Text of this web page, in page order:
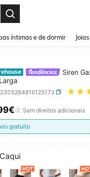
íntimas e de dormir
Siren
AND
Sem direitos adicionais
gratuito
Caqui